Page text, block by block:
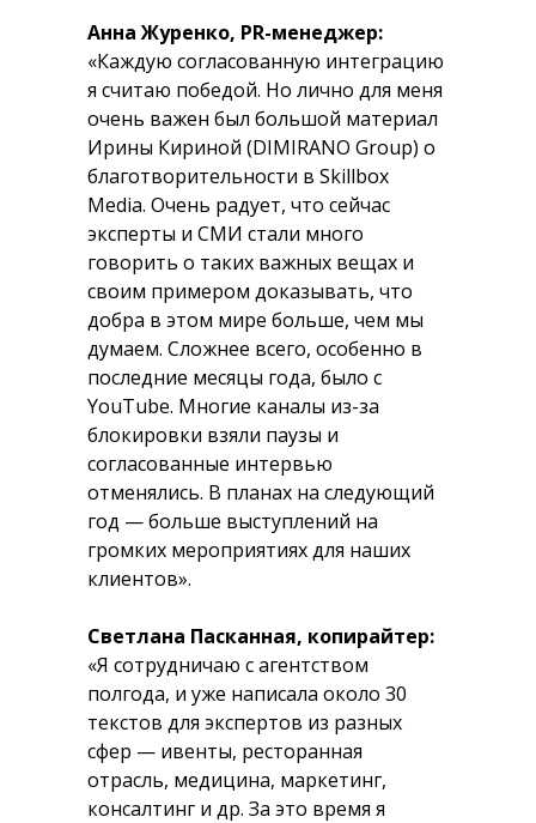
Анна Журенко, PR-менеджер:
«Каждую согласованную интеграцию
я считаю победой. Но лично для меня
очень важен был большой материал
Ирины Кириной (DIMIRANO Group) о
благотворительности в Skillbox
Media. Очень радует, что сейчас
эксперты и СМИ стали много
говорить о таких важных вещах и
своим примером доказывать, что
добра в этом мире больше, чем мы
думаем. Сложнее всего, особенно в
последние месяцы года, было с
YouTube. Многие каналы из-за
блокировки взяли паузы и
согласованные интервью
отменялись. В планах на следующий
год — больше выступлений на
громких мероприятиях для наших
клиентов».
Светлана Пасканная, копирайтер:
«Я сотрудничаю с агентством
полгода, и уже написала около 30
текстов для экспертов из разных
сфер — ивенты, ресторанная
отрасль, медицина, маркетинг,
консалтинг и др. За это время я